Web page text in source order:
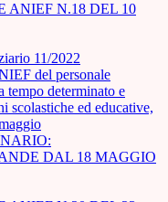
ANIEF N.18 DEL 10
11/2022
del personale
tempo determinato e
scolastiche ed educative,
DAL 18 MAGGIO